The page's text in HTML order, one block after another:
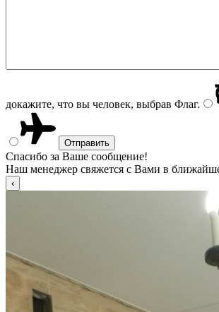
докажите, что вы человек, выбрав Флаг.
Спасибо за Ваше сообщение!
Наш менеджер свяжется с Вами в